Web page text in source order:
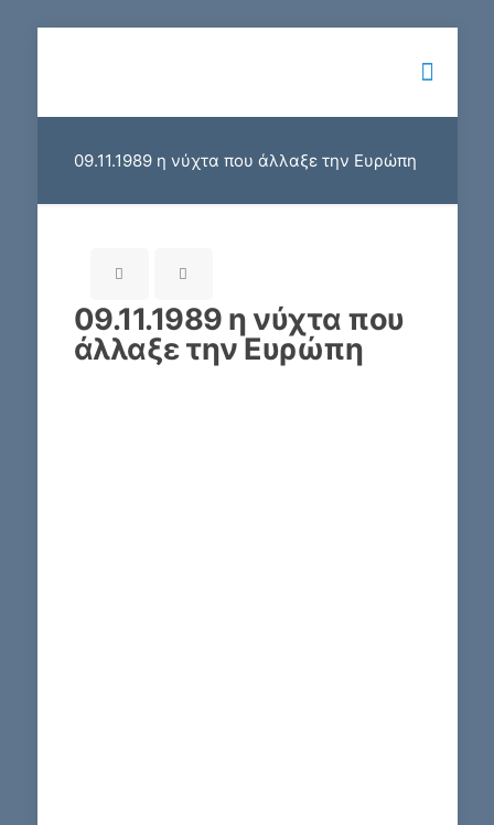
09.11.1989 η νύχτα που άλλαξε την Ευρώπη
09.11.1989 η νύχτα που
άλλαξε την Ευρώπη